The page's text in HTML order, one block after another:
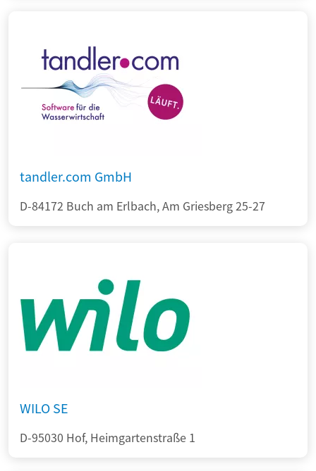
tandler.com GmbH
D-84172 Buch am Erlbach, Am Griesberg 25-27
WILO SE
D-95030 Hof, Heimgartenstraße 1